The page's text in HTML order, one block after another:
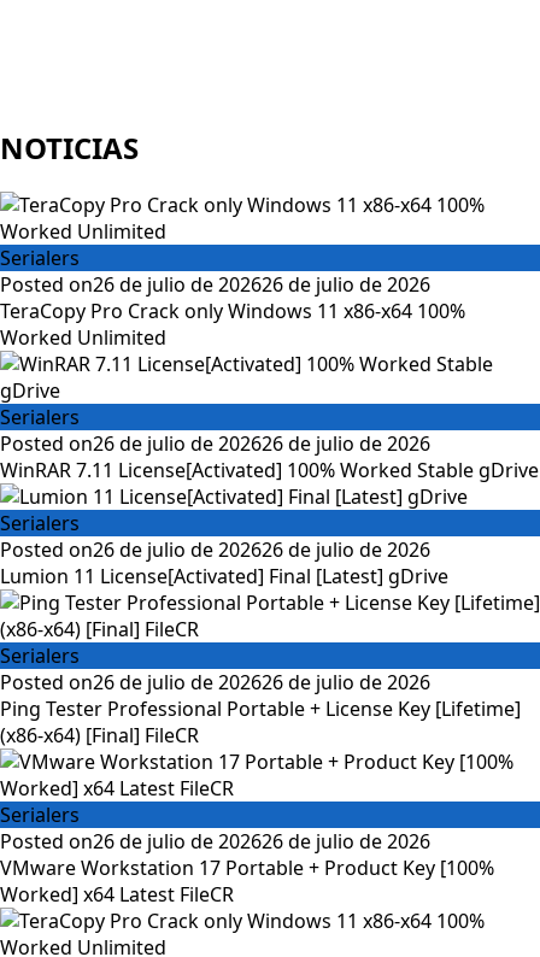
NOTICIAS
Serialers
Posted on26 de julio de 202626 de julio de 2026
TeraCopy Pro Crack only Windows 11 x86-x64 100%
Worked Unlimited
Serialers
Posted on26 de julio de 202626 de julio de 2026
WinRAR 7.11 License[Activated] 100% Worked Stable gDrive
Serialers
Posted on26 de julio de 202626 de julio de 2026
Lumion 11 License[Activated] Final [Latest] gDrive
Serialers
Posted on26 de julio de 202626 de julio de 2026
Ping Tester Professional Portable + License Key [Lifetime]
(x86-x64) [Final] FileCR
Serialers
Posted on26 de julio de 202626 de julio de 2026
VMware Workstation 17 Portable + Product Key [100%
Worked] x64 Latest FileCR